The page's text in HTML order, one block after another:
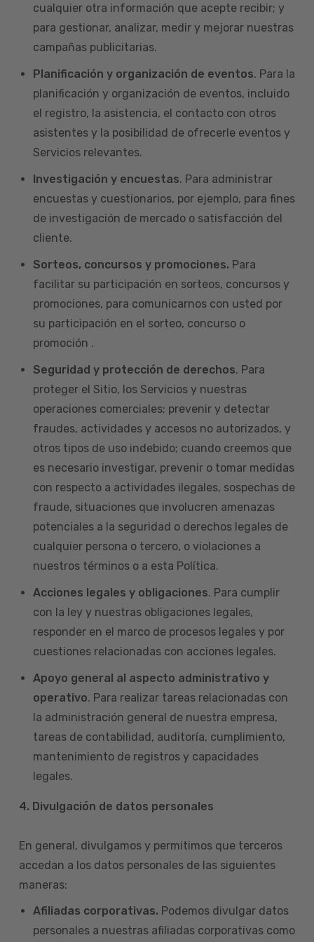
cualquier otra información que acepte recibir; y
para gestionar, analizar, medir y mejorar nuestras
campañas publicitarias.
Planificación y organización de eventos. Para la
planificación y organización de eventos, incluido
el registro, la asistencia, el contacto con otros
asistentes y la posibilidad de ofrecerle eventos y
Servicios relevantes.
Investigación y encuestas. Para administrar
encuestas y cuestionarios, por ejemplo, para fines
de investigación de mercado o satisfacción del
cliente.
Sorteos, concursos y promociones. Para
facilitar su participación en sorteos, concursos y
promociones, para comunicarnos con usted por
su participación en el sorteo, concurso o
promoción .
Seguridad y protección de derechos. Para
proteger el Sitio, los Servicios y nuestras
operaciones comerciales; prevenir y detectar
fraudes, actividades y accesos no autorizados, y
otros tipos de uso indebido; cuando creemos que
es necesario investigar, prevenir o tomar medidas
con respecto a actividades ilegales, sospechas de
fraude, situaciones que involucren amenazas
potenciales a la seguridad o derechos legales de
cualquier persona o tercero, o violaciones a
nuestros términos o a esta Política.
Acciones legales y obligaciones. Para cumplir
con la ley y nuestras obligaciones legales,
responder en el marco de procesos legales y por
cuestiones relacionadas con acciones legales.
Apoyo general al aspecto administrativo y
operativo. Para realizar tareas relacionadas con
la administración general de nuestra empresa,
tareas de contabilidad, auditoría, cumplimiento,
mantenimiento de registros y capacidades
legales.
4. Divulgación de datos personales
En general, divulgamos y permitimos que terceros
accedan a los datos personales de las siguientes
maneras:
Afiliadas corporativas. Podemos divulgar datos
personales a nuestras afiliadas corporativas como